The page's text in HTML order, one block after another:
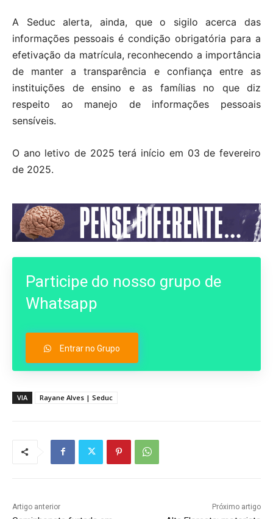
A Seduc alerta, ainda, que o sigilo acerca das
informações pessoais é condição obrigatória para a
efetivação da matrícula, reconhecendo a importância
de manter a transparência e confiança entre as
instituições de ensino e as famílias no que diz
respeito ao manejo de informações pessoais
sensíveis.
O ano letivo de 2025 terá início em 03 de fevereiro
de 2025.
Participe do nosso grupo de
Whatsapp
Entrar no Grupo
VIA Rayane Alves | Seduc
Artigo anterior Próximo artigo